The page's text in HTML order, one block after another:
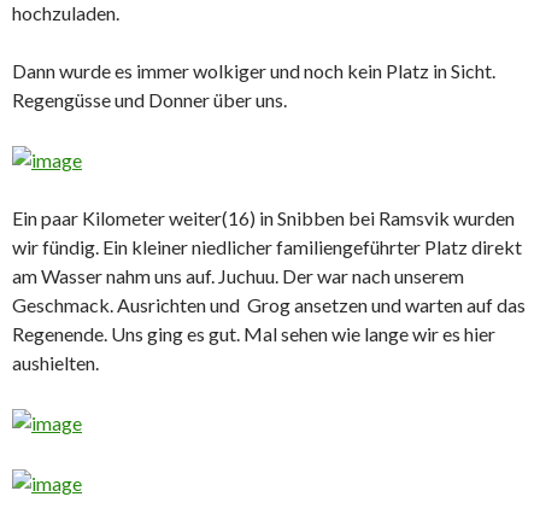
hochzuladen.
Dann wurde es immer wolkiger und noch kein Platz in Sicht.
Regengüsse und Donner über uns.
Ein paar Kilometer weiter(16) in Snibben bei Ramsvik wurden
wir fündig. Ein kleiner niedlicher familiengeführter Platz direkt
am Wasser nahm uns auf. Juchuu. Der war nach unserem
Geschmack. Ausrichten und Grog ansetzen und warten auf das
Regenende. Uns ging es gut. Mal sehen wie lange wir es hier
aushielten.